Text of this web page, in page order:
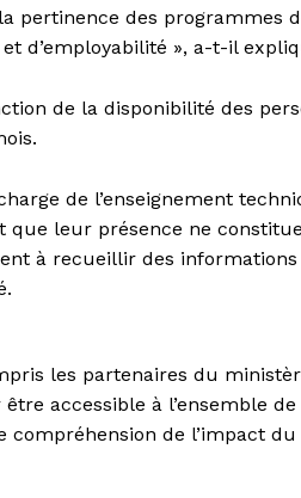
pertinence des programmes
d’employabilité », a-t-il
de la disponibilité des
de l’enseignement
que leur présence ne
à recueillir des
les partenaires du
accessible à l’ensemble de
de l’impact du